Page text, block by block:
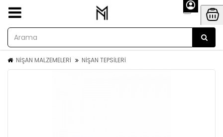
NİŞAN MALZEMELERİ NİŞAN TEPSİLERİ